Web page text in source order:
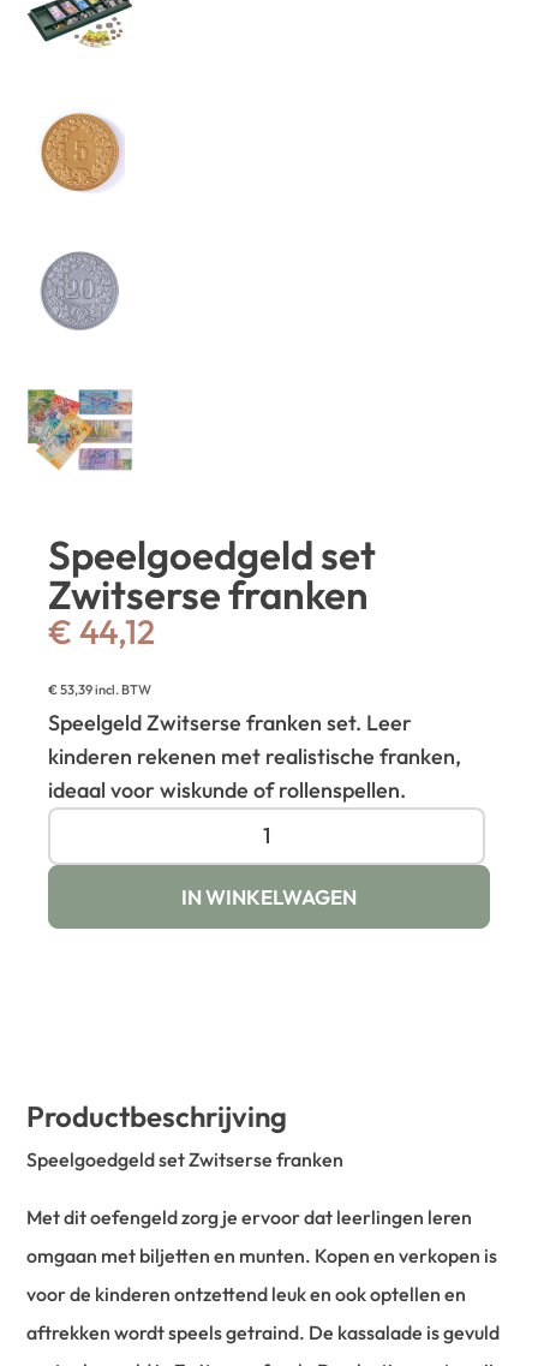
Speelgoedgeld set
Zwitserse franken
€ 44,12
€53,39incl. BTW
Speelgeld Zwitserse franken set. Leer
kinderen rekenen met realistische franken,
ideaal voor wiskunde of rollenspellen.
IN WINKELWAGEN
Productbeschrijving
Speelgoedgeld set Zwitserse franken
Met dit oefengeld zorg je ervoor dat leerlingen leren
omgaan met biljetten en munten. Kopen en verkopen is
voor de kinderen ontzettend leuk en ook optellen en
aftrekken wordt speels getraind. De kassalade is gevuld